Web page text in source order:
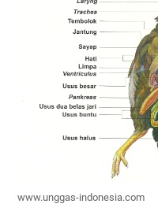
www.unggas-indonesia.com